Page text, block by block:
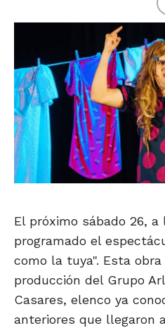
El próximo sábado 26, a
programado el
como la tuya". Esta
producción del Grupo
Casares, elenco ya
anteriores que llegaron